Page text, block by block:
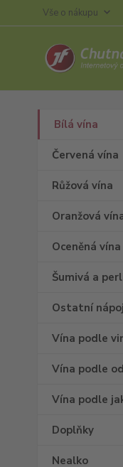
Vše o nákupu
Bílá vína
Červená vína
Růžová vína
Oranžová
Oceněná vína
Šumivá a
Ostatní
Vína podle
Vína podle
Vína podle
Doplňky
Nealko